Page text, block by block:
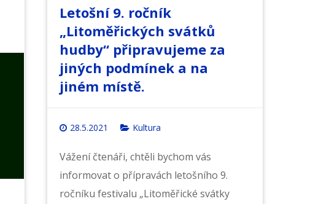
Letošní 9. ročník
„Litoměřických svátků
hudby“ připravujeme za
jiných podmínek a na
jiném místě.
28.5.2021 Kultura
Vážení čtenáři, chtěli bychom vás
informovat o přípravách letošního 9.
ročníku festivalu „Litoměřické svátky